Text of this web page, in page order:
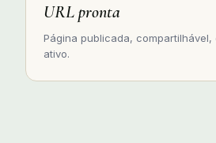
URL pronta
Página publicada, compartilhável,
ativo.